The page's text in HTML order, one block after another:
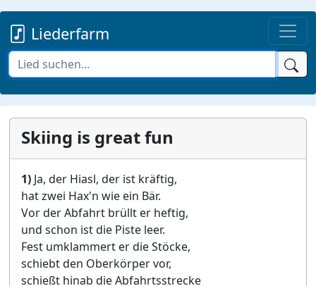
Liederfarm
Skiing is great fun
1) Ja, der Hiasl, der ist kräftig,
hat zwei Hax'n wie ein Bär.
Vor der Abfahrt brüllt er heftig,
und schon ist die Piste leer.
Fest umklammert er die Stöcke,
schiebt den Oberkörper vor,
schießt hinab die Abfahrtsstrecke